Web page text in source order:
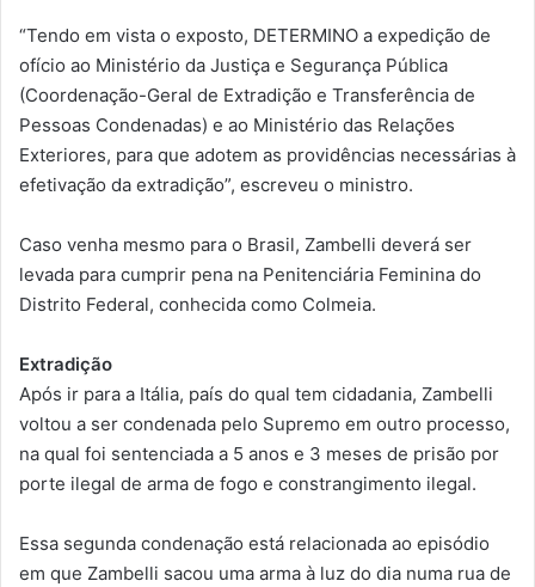
“Tendo em vista o exposto, DETERMINO a expedição de
ofício ao Ministério da Justiça e Segurança Pública
(Coordenação-Geral de Extradição e Transferência de
Pessoas Condenadas) e ao Ministério das Relações
Exteriores, para que adotem as providências necessárias à
efetivação da extradição”, escreveu o ministro.
Caso venha mesmo para o Brasil, Zambelli deverá ser
levada para cumprir pena na Penitenciária Feminina do
Distrito Federal, conhecida como Colmeia.
Extradição
Após ir para a Itália, país do qual tem cidadania, Zambelli
voltou a ser condenada pelo Supremo em outro processo,
na qual foi sentenciada a 5 anos e 3 meses de prisão por
porte ilegal de arma de fogo e constrangimento ilegal.
Essa segunda condenação está relacionada ao episódio
em que Zambelli sacou uma arma à luz do dia numa rua de